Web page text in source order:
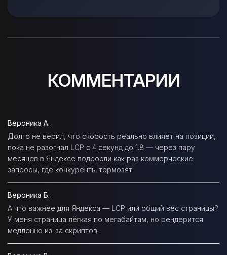
КОММЕНТАРИИ
Вероника А.
Долго не верил, что скорость реально влияет на позиции,
пока не разогнал LCP с 4 секунд до 1.8 — через пару
месяцев в Яндексе подросли как раз коммерческие
запросы, где конкуренты тормозят.
Вероника Б.
А что важнее для Яндекса — LCP или общий вес страницы?
У меня страница лёгкая по мегабайтам, но рендерится
медленно из-за скриптов.